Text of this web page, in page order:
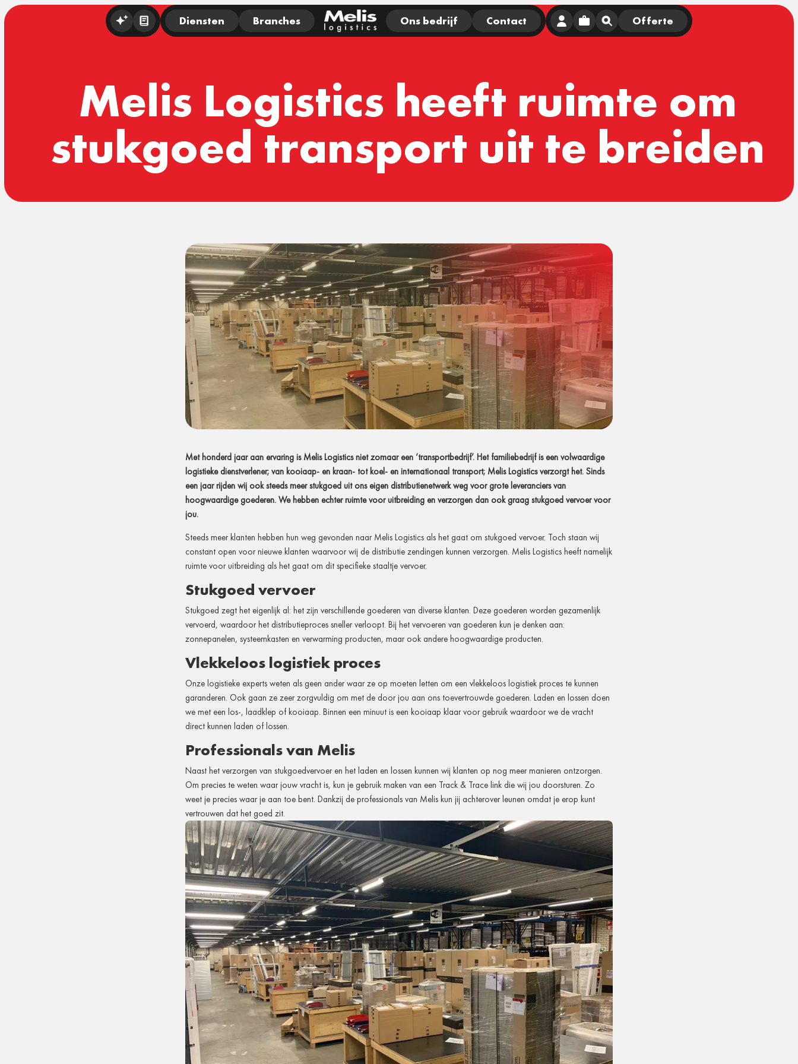
Melis Logistics heeft ruimte om
stukgoed transport uit te breiden
Met honderd jaar aan ervaring is Melis Logistics niet zomaar een ‘transportbedrijf’. Het familiebedrijf is een volwaardige
logistieke dienstverlener; van kooiaap- en kraan- tot koel- en internationaal transport; Melis Logistics verzorgt het. Sinds
een jaar rijden wij ook steeds meer stukgoed uit ons eigen distributienetwerk weg voor grote leveranciers van
hoogwaardige goederen. We hebben echter ruimte voor uitbreiding en verzorgen dan ook graag stukgoed vervoer voor
jou.
Steeds meer klanten hebben hun weg gevonden naar Melis Logistics als het gaat om stukgoed vervoer. Toch staan wij
constant open voor nieuwe klanten waarvoor wij de distributie zendingen kunnen verzorgen. Melis Logistics heeft namelijk
ruimte voor uitbreiding als het gaat om dit specifieke staaltje vervoer.
Stukgoed vervoer
Stukgoed zegt het eigenlijk al: het zijn verschillende goederen van diverse klanten. Deze goederen worden gezamenlijk
vervoerd, waardoor het distributieproces sneller verloopt. Bij het vervoeren van goederen kun je denken aan:
zonnepanelen, systeemkasten en verwarming producten, maar ook andere hoogwaardige producten.
Vlekkeloos logistiek proces
Onze logistieke experts weten als geen ander waar ze op moeten letten om een vlekkeloos logistiek proces te kunnen
garanderen. Ook gaan ze zeer zorgvuldig om met de door jou aan ons toevertrouwde goederen. Laden en lossen doen
we met een los-, laadklep of kooiaap. Binnen een minuut is een kooiaap klaar voor gebruik waardoor we de vracht
direct kunnen laden of lossen.
Professionals van Melis
Naast het verzorgen van stukgoedvervoer en het laden en lossen kunnen wij klanten op nog meer manieren ontzorgen.
Om precies te weten waar jouw vracht is, kun je gebruik maken van een Track & Trace link die wij jou doorsturen. Zo
weet je precies waar je aan toe bent. Dankzij de professionals van Melis kun jij achterover leunen omdat je erop kunt
vertrouwen dat het goed zit.
Diensten Branches Ons bedrijf Contact Offerte